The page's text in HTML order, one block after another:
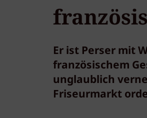
Er ist Perser mit
französischem
unglaublich
Friseurmarkt